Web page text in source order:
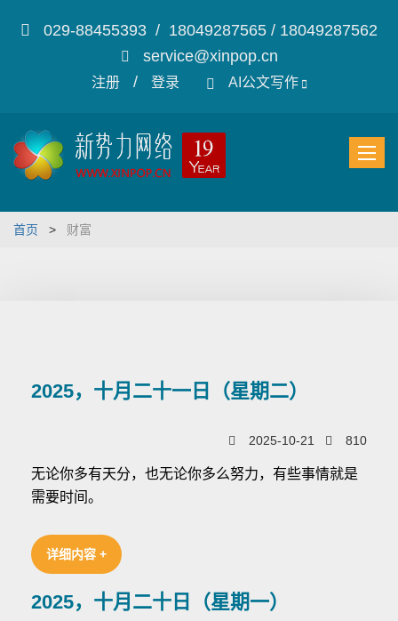
029-88455393 / 18049287565 / 18049287562
service@xinpop.cn
注册/ 登录 AI公文写作
首页 > 财富
2025，十月二十一日（星期二）
2025-10-21 810
无论你多有天分，也无论你多么努力，有些事情就是
需要时间。
详细内容 +
2025，十月二十日（星期一）